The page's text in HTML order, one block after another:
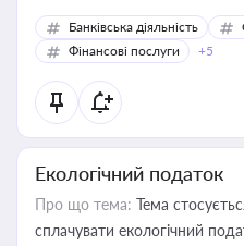
Банківська діяльність
Фінансові послуги
+5
Екологічний податок
Про що тема: Тема
сплачувати екологічний